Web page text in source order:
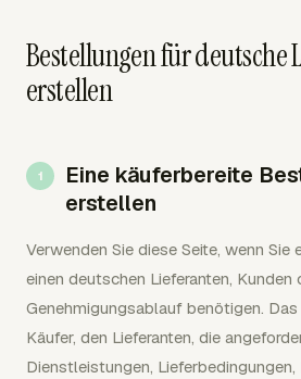
Bestellungen für deutsche
erstellen
Eine käuferbereite
erstellen
Verwenden Sie diese Seite, wenn
einen deutschen Lieferanten, Kunden
Genehmigungsablauf benötigen.
Käufer, den Lieferanten, die
Dienstleistungen, Lieferbedingungen,